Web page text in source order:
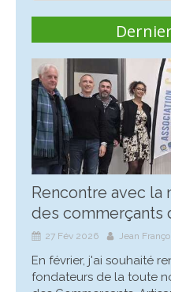
Rencontre avec la
des commerçants
27 Fév 2026 Jean
En février, j'ai souhaité
fondateurs de la toute